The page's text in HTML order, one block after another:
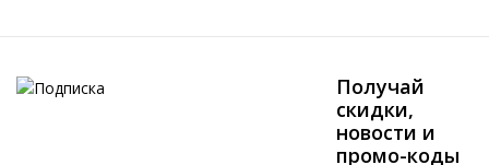
Получай
скидки,
новости и
промо-коды